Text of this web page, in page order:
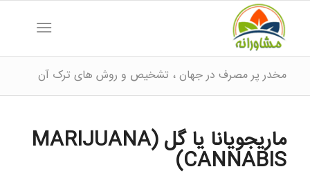
مخدر پر مصرف در جهان ، تشخیص و روش های ترک آن
ماریجویانا یا گل MARIJUANA)
CANNABIS)